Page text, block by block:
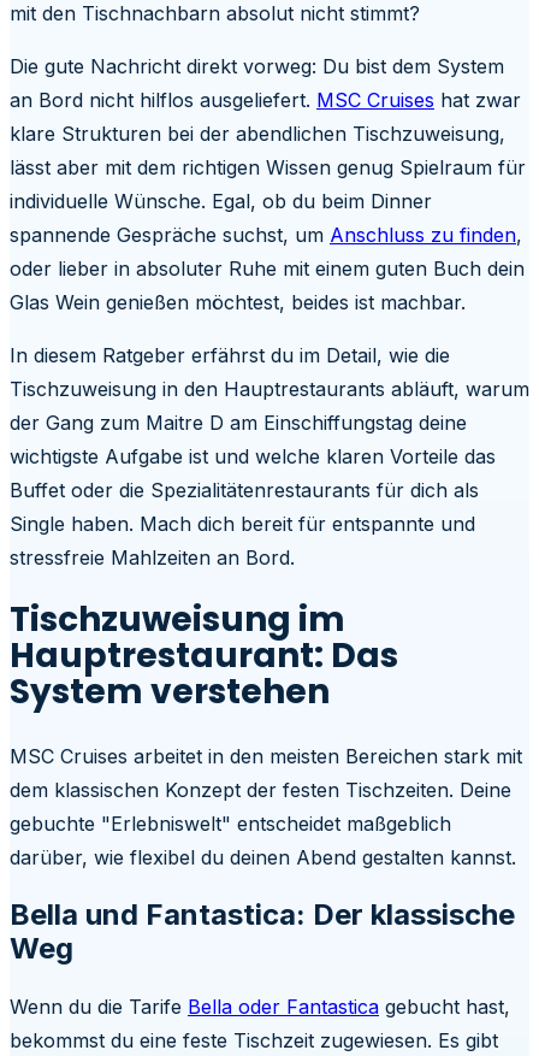
mit den Tischnachbarn absolut nicht stimmt?
Die gute Nachricht direkt vorweg: Du bist dem System
an Bord nicht hilflos ausgeliefert. MSC Cruises hat zwar
klare Strukturen bei der abendlichen Tischzuweisung,
lässt aber mit dem richtigen Wissen genug Spielraum für
individuelle Wünsche. Egal, ob du beim Dinner
spannende Gespräche suchst, um Anschluss zu finden,
oder lieber in absoluter Ruhe mit einem guten Buch dein
Glas Wein genießen möchtest, beides ist machbar.
In diesem Ratgeber erfährst du im Detail, wie die
Tischzuweisung in den Hauptrestaurants abläuft, warum
der Gang zum Maitre D am Einschiffungstag deine
wichtigste Aufgabe ist und welche klaren Vorteile das
Buffet oder die Spezialitätenrestaurants für dich als
Single haben. Mach dich bereit für entspannte und
stressfreie Mahlzeiten an Bord.
Tischzuweisung im
Hauptrestaurant: Das
System verstehen
MSC Cruises arbeitet in den meisten Bereichen stark mit
dem klassischen Konzept der festen Tischzeiten. Deine
gebuchte "Erlebniswelt" entscheidet maßgeblich
darüber, wie flexibel du deinen Abend gestalten kannst.
Bella und Fantastica: Der klassische
Weg
Wenn du die Tarife Bella oder Fantastica gebucht hast,
bekommst du eine feste Tischzeit zugewiesen. Es gibt